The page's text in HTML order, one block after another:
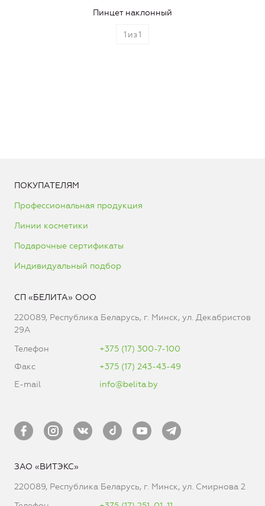
Пинцет наклонный
1 из1
ПОКУПАТЕЛЯМ
Профессиональная продукция
Линии косметики
Подарочные сертификаты
Индивидуальный подбор
СП «БЕЛИТА» ООО
220089, Республика Беларусь, г. Минск, ул. Декабристов
29А
Телефон
+375 (17) 300-7-100
Факс
+375 (17) 243-43-49
E-mail
info@belita.by
ЗАО «ВИТЭКС»
220089, Республика Беларусь, г. Минск, ул. Смирнова 2